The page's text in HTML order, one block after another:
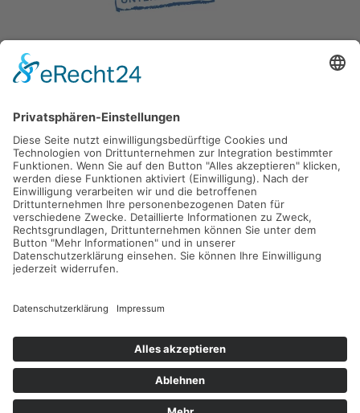
Gefördert durch die
Freie und Hansestadt Hamburg
SUCHT.HAMBURG gGmbH
Datenschutz Impressum Sitemap